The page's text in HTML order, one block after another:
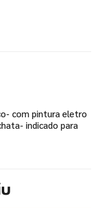
com pintura eletro
indicado para